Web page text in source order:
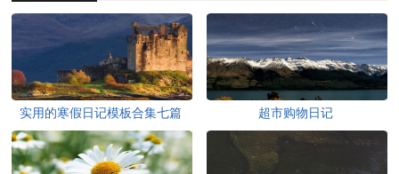
实用的寒假日记模板合集七篇 超市购物日记